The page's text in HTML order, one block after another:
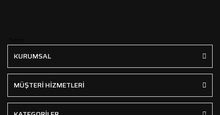
KURUMSAL
MÜŞTERİ HİZMETLERİ